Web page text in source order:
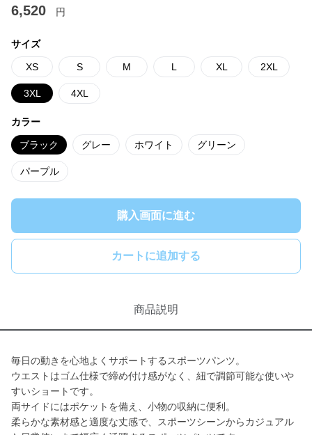
6,520 円
サイズ
XS S M L XL 2XL
3XL 4XL
カラー
ブラック グレー ホワイト グリーン
パープル
購入画面に進む
カートに追加する
商品説明
毎日の動きを心地よくサポートするスポーツパンツ。
ウエストはゴム仕様で締め付け感がなく、紐で調節可能な使いや
すいショートです。
両サイドにはポケットを備え、小物の収納に便利。
柔らかな素材感と適度な丈感で、スポーツシーンからカジュアル